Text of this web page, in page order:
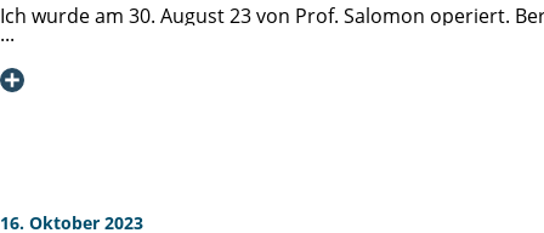
Ich wurde am 30. August 23 von Prof. Salomon operiert.
sich, was sich dann auch bei den nächsten Besuchen in
genannt, Doreen W.) war zuvorkommend und nett und
Untersuchung hineingebeten. Retrograd gesehen trägt
16. Oktober 2023